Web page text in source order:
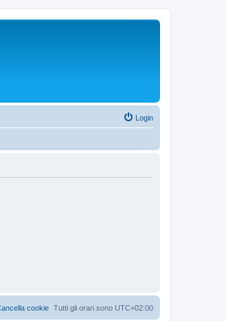
Login
Tutti gli orari sono UTC+02:00
cookie